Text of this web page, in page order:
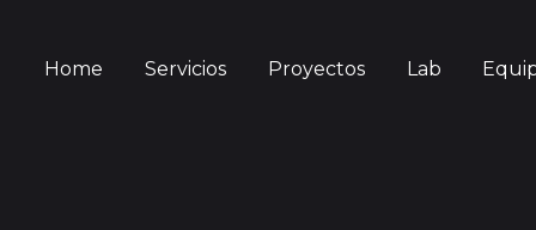
Home Servicios Proyectos Lab